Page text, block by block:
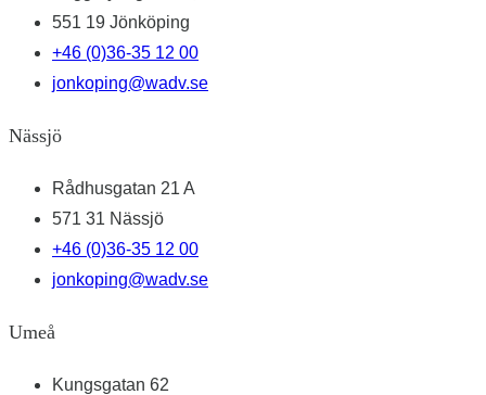
551 19 Jönköping
+46 (0)36-35 12 00
jonkoping@wadv.se
Nässjö
Rådhusgatan 21 A
571 31 Nässjö
+46 (0)36-35 12 00
jonkoping@wadv.se
Umeå
Kungsgatan 62